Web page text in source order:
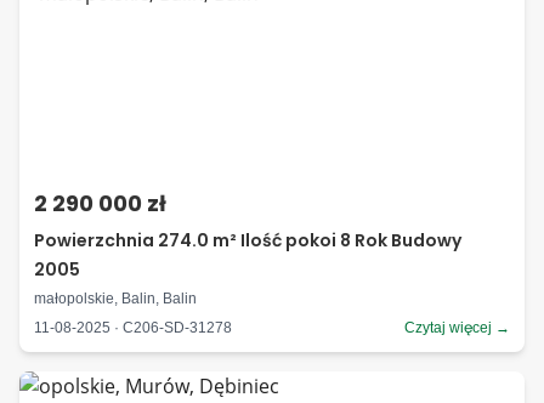
2 290 000 zł
Powierzchnia 274.0 m² Ilość pokoi 8 Rok Budowy
2005
małopolskie, Balin, Balin
11-08-2025 · C206-SD-31278
Czytaj więcej →